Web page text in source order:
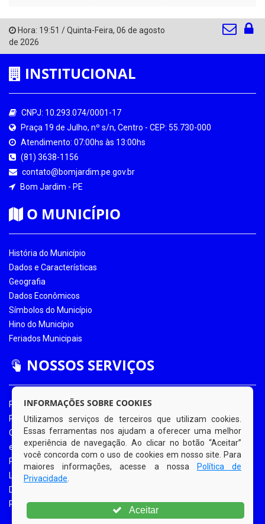
Hora: 19:51 /Quinta-Feira, 06 de agosto
de 2026
INSTITUCIONAL
CNPJ: 10.293.074/0001-17
Praça 19 de Julho, nº s/n, Centro - CEP: 55.730-000
Atendimento: 07:00hs às 13:00hs
(81) 3638-1156
contato@bomjardim.pe.gov.br
Bom Jardim - PE
O MUNICÍPIO
História do Município
Dados e Características
Geografia
Dados Econômicos
Símbolos do Município
Hino do Município
Feriados Municipais
NOSSOS SERVIÇOS
Portal da Transparência
Portal da Transparência COVID-19
Ouvidoria Eletrônica
e-SIC
Processos de Licitação
Licitações em Andamento
Diário Oficial
Portal do Contribuinte
INFORMAÇÕES SOBRE COOKIES
Utilizamos serviços de terceiros que utilizam cookies.
Essas ferramentas nos ajudam a oferecer uma melhor
experiência de navegação. Ao clicar no botão “Aceitar”
você concorda com o uso de cookies em nosso site. Para
maiores informações, acesse a nossa
Política de
Privacidade
Aceitar